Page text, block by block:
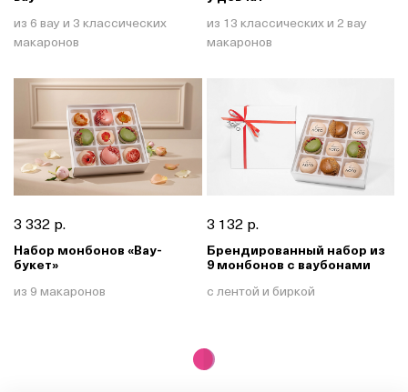
из 6 вау и 3 классических
макаронов
из 13 классических и 2 вау
макаронов
3 332 р.
Набор монбонов «Вау-
букет»
из 9 макаронов
3 132 р.
Брендированный набор из
9 монбонов с ваубонами
с лентой и биркой